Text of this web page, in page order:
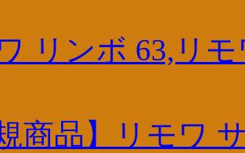
リンボ 63,リ
規商品】リモワ